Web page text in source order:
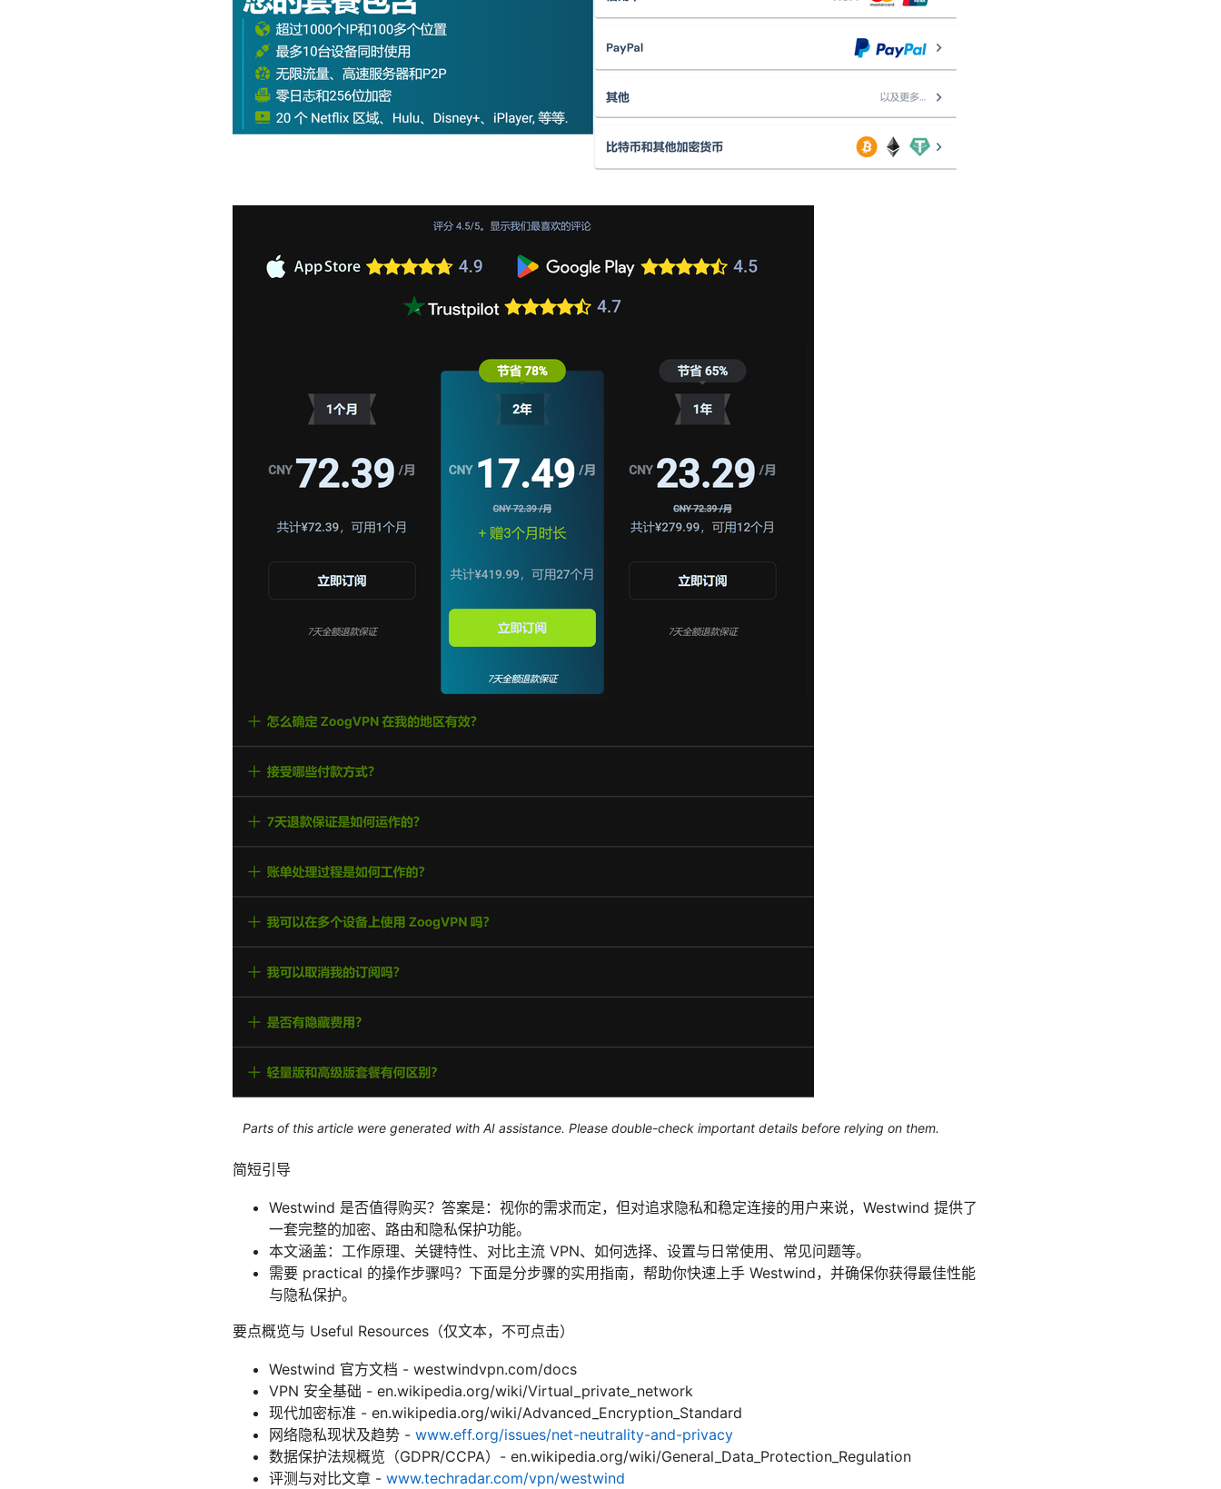
Parts of this article were generated with AI assistance. Please double-check important details before relying on them.
简短引导
Westwind 是否值得购买？答案是：视你的需求而定，但对追求隐私和稳定连接的用户来说，Westwind 提供了
一套完整的加密、路由和隐私保护功能。
本文涵盖：工作原理、关键特性、对比主流 VPN、如何选择、设置与日常使用、常见问题等。
需要 practical 的操作步骤吗？下面是分步骤的实用指南，帮助你快速上手 Westwind，并确保你获得最佳性能
与隐私保护。
要点概览与 Useful Resources（仅文本，不可点击）
Westwind 官方文档 - westwindvpn.com/docs
VPN 安全基础 - en.wikipedia.org/wiki/Virtual_private_network
现代加密标准 - en.wikipedia.org/wiki/Advanced_Encryption_Standard
网络隐私现状及趋势 - www.eff.org/issues/net-neutrality-and-privacy
数据保护法规概览（GDPR/CCPA）- en.wikipedia.org/wiki/General_Data_Protection_Regulation
评测与对比文章 - www.techradar.com/vpn/westwind